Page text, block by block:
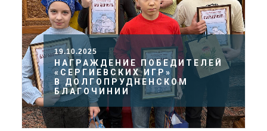
19.10.2025
НАГРАЖДЕНИЕ ПОБЕДИТЕЛЕЙ
«СЕРГИЕВСКИХ ИГР»
В ДОЛГОПРУДНЕНСКОМ
БЛАГОЧИНИИ